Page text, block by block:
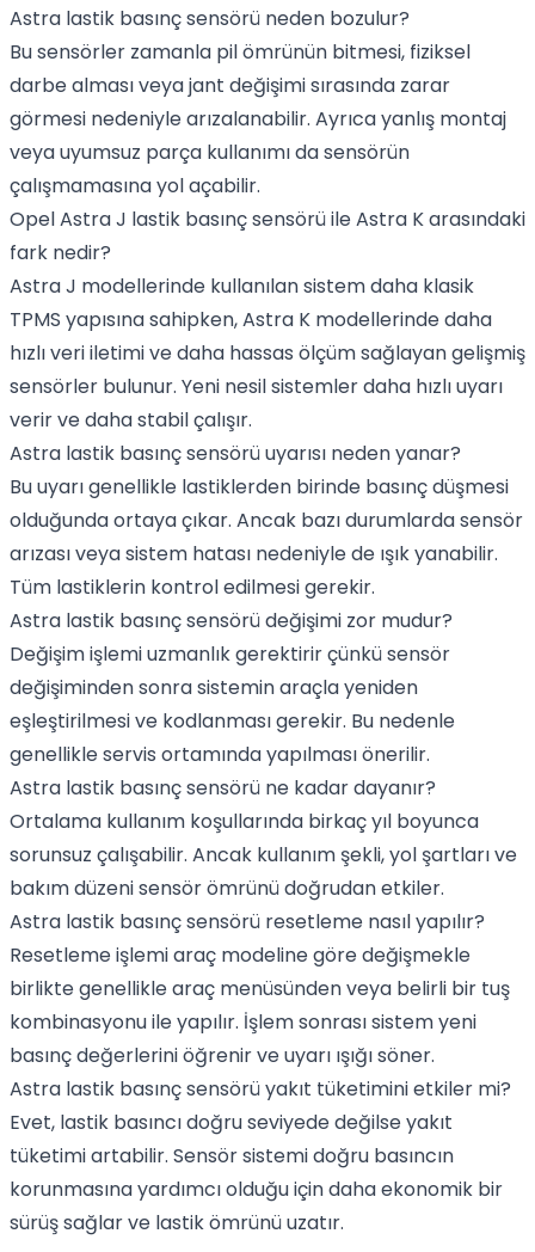
Astra lastik basınç sensörü neden bozulur?
Bu sensörler zamanla pil ömrünün bitmesi, fiziksel
darbe alması veya jant değişimi sırasında zarar
görmesi nedeniyle arızalanabilir. Ayrıca yanlış montaj
veya uyumsuz parça kullanımı da sensörün
çalışmamasına yol açabilir.
Opel Astra J lastik basınç sensörü ile Astra K arasındaki
fark nedir?
Astra J modellerinde kullanılan sistem daha klasik
TPMS yapısına sahipken, Astra K modellerinde daha
hızlı veri iletimi ve daha hassas ölçüm sağlayan gelişmiş
sensörler bulunur. Yeni nesil sistemler daha hızlı uyarı
verir ve daha stabil çalışır.
Astra lastik basınç sensörü uyarısı neden yanar?
Bu uyarı genellikle lastiklerden birinde basınç düşmesi
olduğunda ortaya çıkar. Ancak bazı durumlarda sensör
arızası veya sistem hatası nedeniyle de ışık yanabilir.
Tüm lastiklerin kontrol edilmesi gerekir.
Astra lastik basınç sensörü değişimi zor mudur?
Değişim işlemi uzmanlık gerektirir çünkü sensör
değişiminden sonra sistemin araçla yeniden
eşleştirilmesi ve kodlanması gerekir. Bu nedenle
genellikle servis ortamında yapılması önerilir.
Astra lastik basınç sensörü ne kadar dayanır?
Ortalama kullanım koşullarında birkaç yıl boyunca
sorunsuz çalışabilir. Ancak kullanım şekli, yol şartları ve
bakım düzeni sensör ömrünü doğrudan etkiler.
Astra lastik basınç sensörü resetleme nasıl yapılır?
Resetleme işlemi araç modeline göre değişmekle
birlikte genellikle araç menüsünden veya belirli bir tuş
kombinasyonu ile yapılır. İşlem sonrası sistem yeni
basınç değerlerini öğrenir ve uyarı ışığı söner.
Astra lastik basınç sensörü yakıt tüketimini etkiler mi?
Evet, lastik basıncı doğru seviyede değilse yakıt
tüketimi artabilir. Sensör sistemi doğru basıncın
korunmasına yardımcı olduğu için daha ekonomik bir
sürüş sağlar ve lastik ömrünü uzatır.